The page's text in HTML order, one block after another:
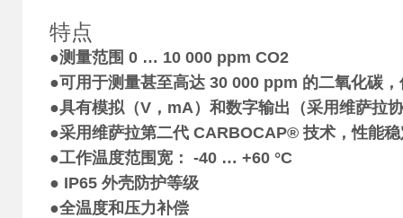
特点
●测量范围 0 … 10 000 ppm CO2
●可用于测量甚至高达 30 000 ppm 的二氧化碳
●具有模拟（V，mA）和数字输出（采用维萨拉
●采用维萨拉第二代 CARBOCAP® 技术，性能
●工作温度范围宽： -40 … +60 °C
● IP65 外壳防护等级
●全温度和压力补偿